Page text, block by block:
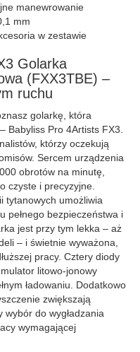
manewrowanie
mm
w zestawie
Golarka
(FXX3TBE) –
ruchu
golarkę, która
Babyliss Pro 4Artists FX3.
którzy oczekują
Sercem urządzenia
obrotów na minutę,
czyste i precyzyjne.
tytanowych umożliwia
pełnego bezpieczeństwa i
jest przy tym lekka – aż
– i świetnie wyważona,
pracy. Cztery diody
litowo-jonowy
ładowaniu. Dodatkowo
zwiększają
do wygładzania
wymagającej